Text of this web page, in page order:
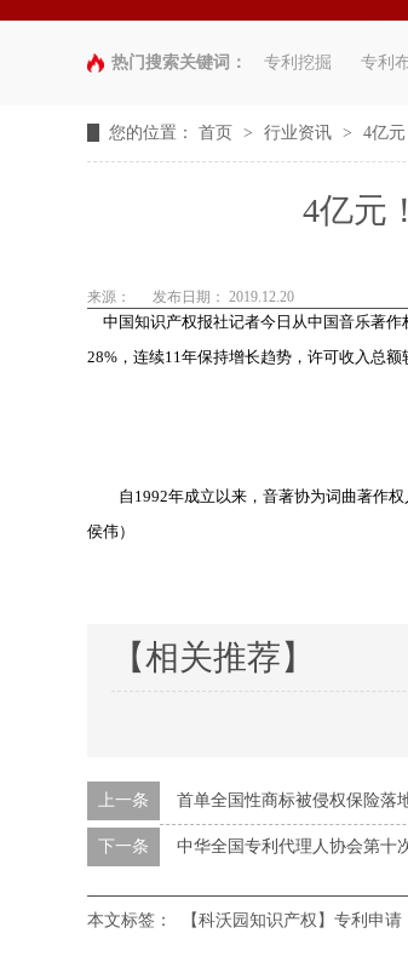
热门搜索关键词： 专利挖掘 专利
您的位置： 首页 > 行业资讯 > 4亿
4亿元
来源： 发布日期： 2019.12.20
中国知识产权报社记者今日从中国音乐著作
28%，连续11年保持增长趋势，许可收入总
自1992年成立以来，音著协为词曲著作权
侯伟）
【相关推荐】
上一条 首单全国性商标被侵权保险落
下一条 中华全国专利代理人协会第十
本文标签： 【科沃园知识产权】专利申请